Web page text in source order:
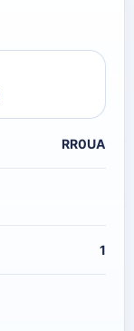
RR0UA
1